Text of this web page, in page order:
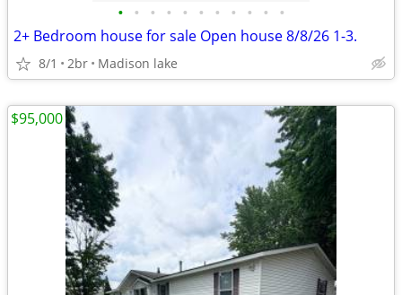
• • • • • • • • • • •
2+ Bedroom house for sale Open house 8/8/26 1-3.
8/1 2br Madison lake
$95,000